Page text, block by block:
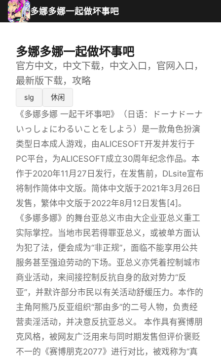
多娜多娜一起做坏事吧
多娜多娜一起做坏事吧
官方中文，中文下载，中文入口，官网入口，
最新版下载，攻略
slg 休闲
《多娜多娜 一起干坏事吧》（日语：ドーナドーナ
いっしょにわるいことをしよう）是一款角色扮演
类型日本成人游戏，由ALICESOFT开发并发行于
PC平台，为ALICESOFT成立30周年纪念作品。本
作于2020年11月27日发行，在发售前，DLsite宣布
将制作简体中文版。简体中文版于2021年3月26日
发售，繁体中文版于2022年8月12日发售[4]。
《多娜多娜》的舞台亚总义市由大企业亚总义重工
实际掌控。当地市民若得罪亚总义，或被单方面认
为犯了法，便会成为“非正规”，面临不能享用公共
服务甚至强迫劳动的下场。亚总义亦凭着控制城市
商业活动，来间接控制反抗自身的敌对势力“反
亚”，并默许部分市民以有关活动舒缓压力。本作的
主角阿熊乃反亚组织“那由多”的二号人物，负责经
营卖淫活动，并决意反抗亚总义。 本作具有赛博朋
克风格，被网友广泛用来与同时期发售但评价褒贬
不一的《赛博朋克2077》进行对比，被戏称为“真